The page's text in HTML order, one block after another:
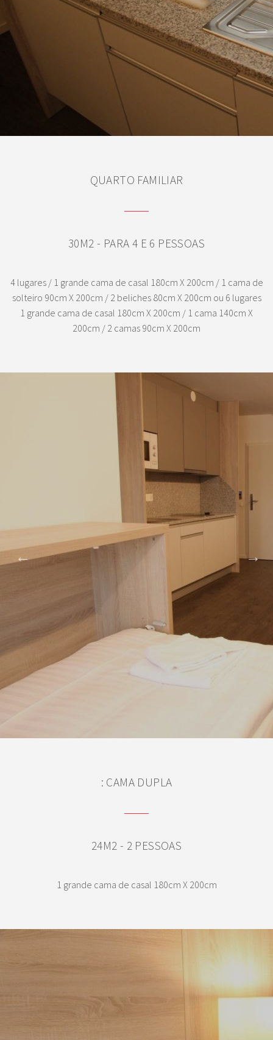
QUARTO FAMILIAR
30M2 - PARA 4 E 6 PESSOAS
4 lugares / 1 grande cama de casal 180cm X 200cm / 1 cama de
solteiro 90cm X 200cm / 2 beliches 80cm X 200cm ou 6 lugares
1 grande cama de casal 180cm X 200cm / 1 cama 140cm X
200cm / 2 camas 90cm X 200cm
: CAMA DUPLA
24M2 - 2 PESSOAS
1 grande cama de casal 180cm X 200cm